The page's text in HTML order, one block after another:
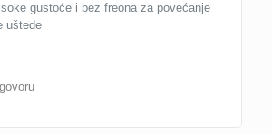
gustoće i bez freona za povećanje
uštede